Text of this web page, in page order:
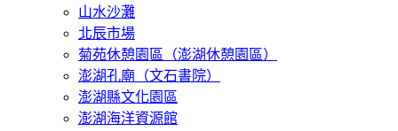
山水沙灘
北辰市場
菊苑休憩園區（澎湖休憩園區）
澎湖孔廟（文石書院）
澎湖縣文化園區
澎湖海洋資源館